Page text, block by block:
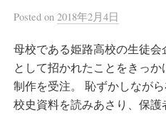
Posted on 2018年2月4日
母校である姫路高校の生徒会
として招かれたことをきっ
制作を受注。 恥ずかしなが
校史資料を読みあさり、保